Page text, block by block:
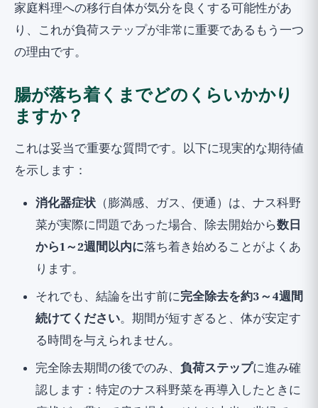
家庭料理への移行自体が気分を良くする可能性があ
り、これが負荷ステップが非常に重要であるもう一つ
の理由です。
腸が落ち着くまでどのくらいかかり
ますか？
これは妥当で重要な質問です。以下に現実的な期待値
を示します：
消化器症状 （膨満感、ガス、便通）は、ナス科野
菜が実際に問題であった場合、除去開始から数日
から1～2週間以内に落ち着き始めることがよくあ
ります。
それでも、結論を出す前に完全除去を約3～4週間
続けてください。期間が短すぎると、体が安定す
る時間を与えられません。
完全除去期間の後でのみ、 負荷ステップに進み確
認します：特定のナス科野菜を再導入したときに